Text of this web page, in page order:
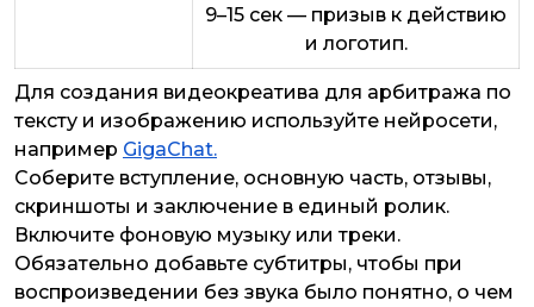
9–15 сек — призыв к действию
и логотип.
Для создания видеокреатива для арбитража по
тексту и изображению используйте нейросети,
например GigaChat.
Соберите вступление, основную часть, отзывы,
скриншоты и заключение в единый ролик.
Включите фоновую музыку или треки.
Обязательно добавьте субтитры, чтобы при
воспроизведении без звука было понятно, о чем